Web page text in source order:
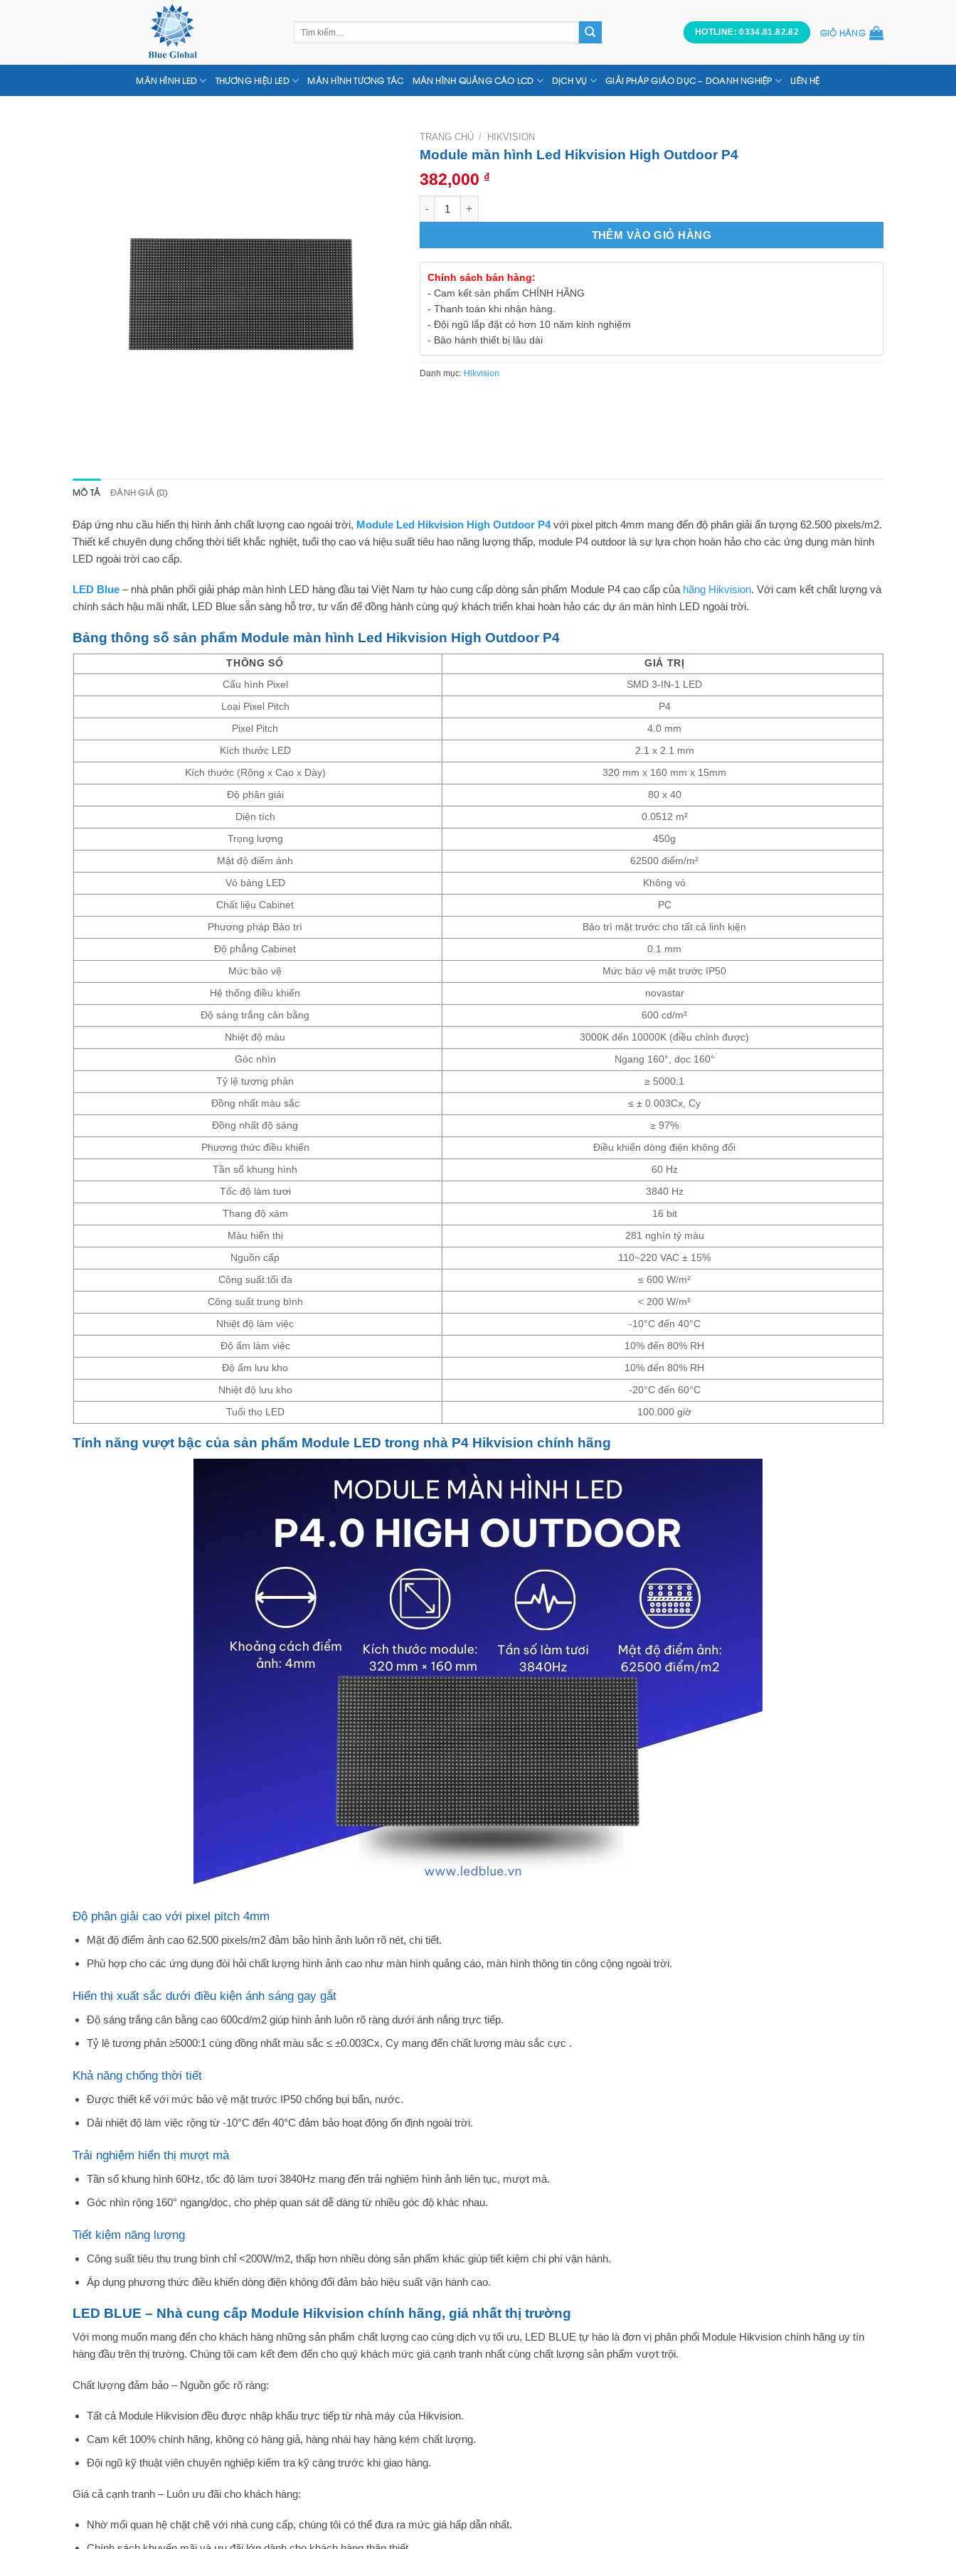
Tìm
HOTLINE: 0334.81.82.82 GIỎ HÀNG
MÀN HÌNH LED THƯƠNG HIỆU LED MÀN HÌNH TƯƠNG TÁC MÀN HÌNH QUẢNG CÁO LCD DỊCH VỤ GIẢI PHÁP GIÁO DỤC – DOANH NGHIỆP LIÊN HỆ
TRANG CHỦ / HIKVISION
Module màn hình Led Hikvision High Outdoor P4
382,000 ₫
THÊM VÀO GIỎ HÀNG
Chính sách bán hàng:
- Cam kết sản phẩm CHÍNH HÃNG
- Thanh toán khi nhận hàng.
- Đội ngũ lắp đặt có hơn 10 năm kinh nghiệm
- Bảo hành thiết bị lâu dài
Danh mục: Hikvision
MÔ TẢ ĐÁNH GIÁ (0)
Đáp ứng nhu cầu hiển thị hình ảnh chất lượng cao ngoài trời, Module Led Hikvision High Outdoor P4với pixel pitch 4mm mang đến độ phân giải ấn tượng 62.500 pixels/m2.
Thiết kế chuyên dụng chống thời tiết khắc nghiệt, tuổi thọ cao và hiệu suất tiêu hao năng lượng thấp, module P4 outdoor là sự lựa chọn hoàn hảo cho các ứng dụng màn hình
LED ngoài trời cao cấp.
LED Blue – nhà phân phối giải pháp màn hình LED hàng đầu tại Việt Nam tự hào cung cấp dòng sản phẩm Module P4 cao cấp của hãng Hikvision. Với cam kết chất lượng và
chính sách hậu mãi nhất, LED Blue sẵn sàng hỗ trợ, tư vấn để đồng hành cùng quý khách triển khai hoàn hảo các dự án màn hình LED ngoài trời.
Bảng thông số sản phẩm Module màn hình Led Hikvision High Outdoor P4
THÔNG SỐ
GIÁ TRỊ
Cấu hình Pixel
SMD 3-IN-1 LED
Loại Pixel Pitch P4
Pixel Pitch 4.0 mm
Kích thước LED 2.1 x 2.1 mm
Kích thước (Rộng x Cao x Dày) 320 mm x 160 mm x 15mm
Độ phân giải 80 x 40
Diện tích 0.0512 m²
Trọng lượng 450g
Mật độ điểm ảnh 62500 điểm/m²
Vỏ bảng LED Không vỏ
Chất liệu Cabinet PC
Phương pháp Bảo trì Bảo trì mặt trước cho tất cả linh kiện
Độ phẳng Cabinet 0.1 mm
Mức bảo vệ Mức bảo vệ mặt trước IP50
Hệ thống điều khiển novastar
Độ sáng trắng cân bằng 600 cd/m²
Nhiệt độ màu 3000K đến 10000K (điều chỉnh được)
Góc nhìn Ngang 160°, dọc 160°
Tỷ lệ tương phản ≥ 5000:1
Đồng nhất màu sắc ≤ ± 0.003Cx, Cy
Đồng nhất độ sáng ≥ 97%
Phương thức điều khiển Điều khiển dòng điện không đổi
Tần số khung hình 60 Hz
Tốc độ làm tươi 3840 Hz
Thang độ xám 16 bit
Màu hiển thị 281 nghìn tỷ màu
Nguồn cấp 110~220 VAC ± 15%
Công suất tối đa ≤ 600 W/m²
Công suất trung bình < 200 W/m²
Nhiệt độ làm việc -10°C đến 40°C
Độ ẩm làm việc 10% đến 80% RH
Độ ẩm lưu kho 10% đến 80% RH
Nhiệt độ lưu kho -20°C đến 60°C
Tuổi thọ LED 100.000 giờ
Tính năng vượt bậc của sản phẩm Module LED trong nhà P4 Hikvision chính hãng
Độ phân giải cao với pixel pitch 4mm
Mật độ điểm ảnh cao 62.500 pixels/m2 đảm bảo hình ảnh luôn rõ nét, chi tiết.
Phù hợp cho các ứng dụng đòi hỏi chất lượng hình ảnh cao như màn hình quảng cáo, màn hình thông tin công cộng ngoài trời.
Hiển thị xuất sắc dưới điều kiện ánh sáng gay gắt
Độ sáng trắng cân bằng cao 600cd/m2 giúp hình ảnh luôn rõ ràng dưới ánh nắng trực tiếp.
Tỷ lệ tương phản ≥5000:1 cùng đồng nhất màu sắc ≤ ±0.003Cx, Cy mang đến chất lượng màu sắc cực .
Khả năng chống thời tiết
Được thiết kế với mức bảo vệ mặt trước IP50 chống bụi bẩn, nước.
Dải nhiệt độ làm việc rộng từ -10°C đến 40°C đảm bảo hoạt động ổn định ngoài trời.
Trải nghiệm hiển thị mượt mà
Tần số khung hình 60Hz, tốc độ làm tươi 3840Hz mang đến trải nghiệm hình ảnh liên tục, mượt mà.
Góc nhìn rộng 160° ngang/dọc, cho phép quan sát dễ dàng từ nhiều góc độ khác nhau.
Tiết kiệm năng lượng
Công suất tiêu thụ trung bình chỉ <200W/m2, thấp hơn nhiều dòng sản phẩm khác giúp tiết kiệm chi phí vận hành.
Áp dụng phương thức điều khiển dòng điện không đổi đảm bảo hiệu suất vận hành cao.
LED BLUE – Nhà cung cấp Module Hikvision chính hãng, giá nhất thị trường
Với mong muốn mang đến cho khách hàng những sản phẩm chất lượng cao cùng dịch vụ tối ưu, LED BLUE tự hào là đơn vị phân phối Module Hikvision chính hãng uy tín
hàng đầu trên thị trường. Chúng tôi cam kết đem đến cho quý khách mức giá cạnh tranh nhất cùng chất lượng sản phẩm vượt trội.
Chất lượng đảm bảo – Nguồn gốc rõ ràng:
Tất cả Module Hikvision đều được nhập khẩu trực tiếp từ nhà máy của Hikvision.
Cam kết 100% chính hãng, không có hàng giả, hàng nhái hay hàng kém chất lượng.
Đội ngũ kỹ thuật viên chuyên nghiệp kiểm tra kỹ càng trước khi giao hàng.
Giá cả cạnh tranh – Luôn ưu đãi cho khách hàng:
Nhờ mối quan hệ chặt chẽ với nhà cung cấp, chúng tôi có thể đưa ra mức giá hấp dẫn nhất.